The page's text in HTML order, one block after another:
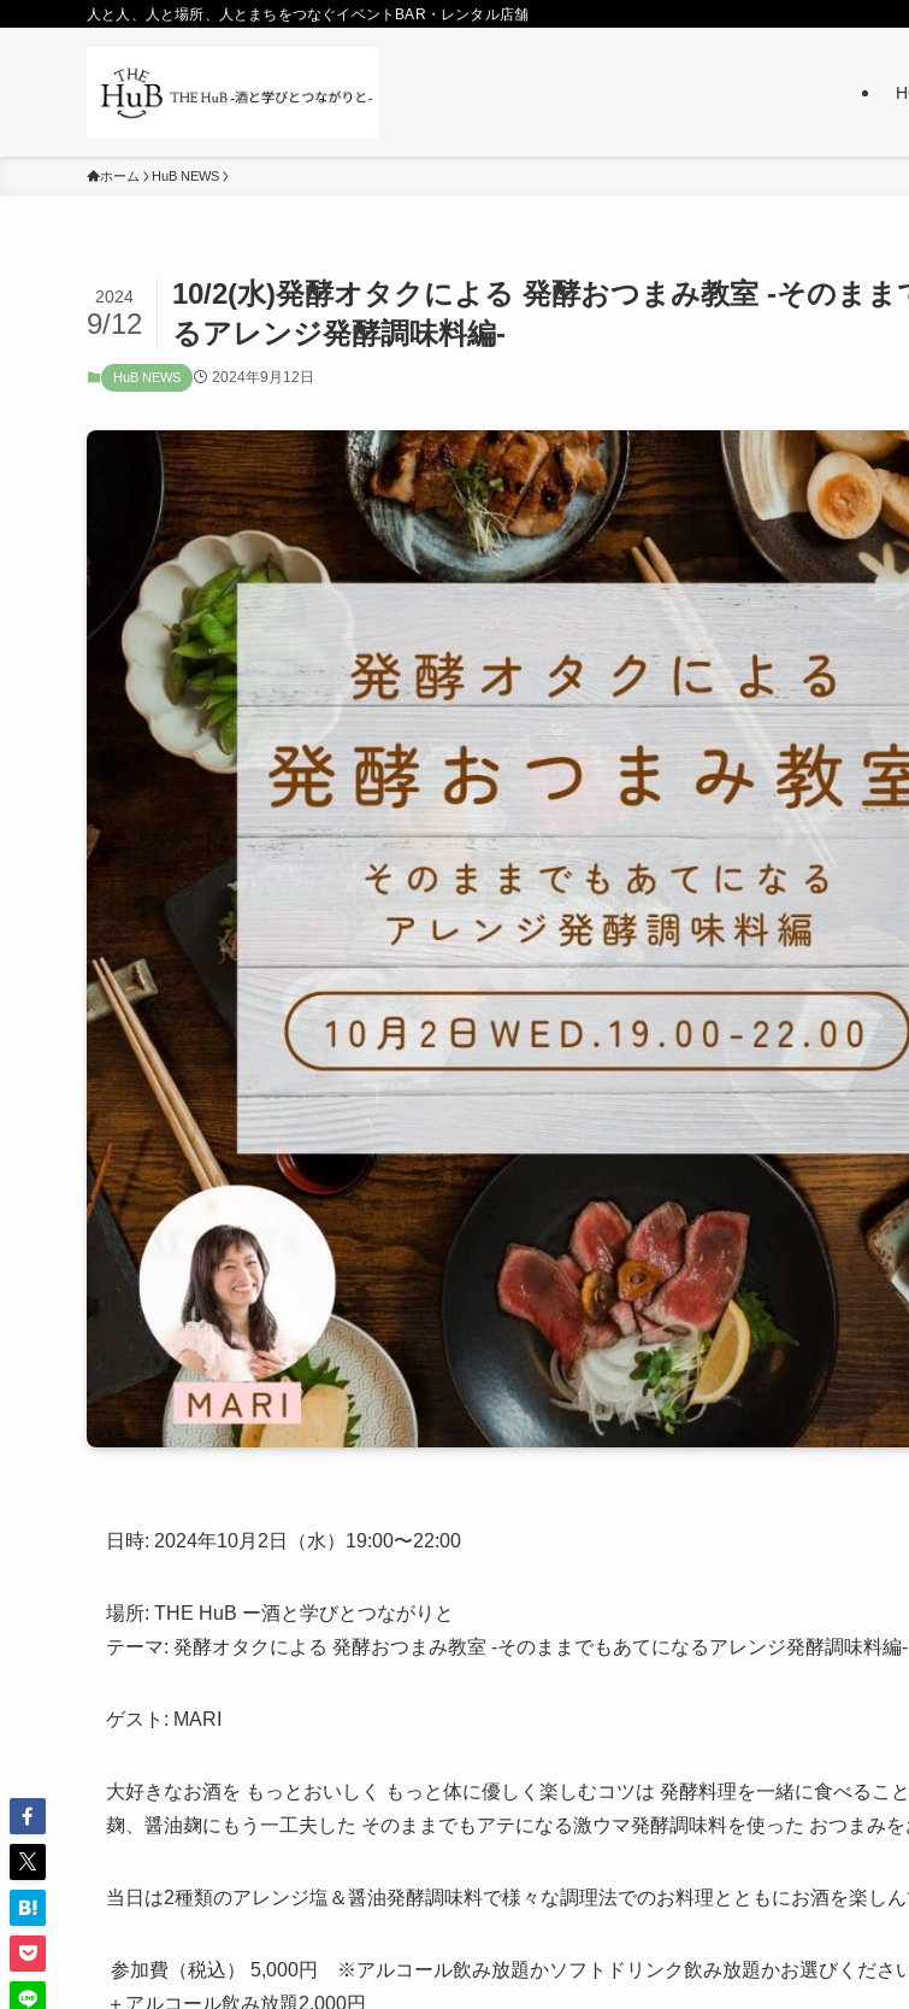
人と人、人と場所、人とまちをつなぐイベントBAR・レンタル店舗
ホーム HuB NEWS
10/2(水)発酵オタクによる 発酵おつまみ教室 -そのまま
るアレンジ発酵調味料編-
2024
9/12
HuB NEWS 2024年9月12日
日時: 2024年10月2日（水）19:00〜22:00
場所: THE HuB ー酒と学びとつながりと
テーマ: 発酵オタクによる 発酵おつまみ教室 -そのままでもあてになるアレンジ発酵調味料編-
ゲスト: MARI
大好きなお酒を もっとおいしく もっと体に優しく楽しむコツは 発酵料理を一緒に食べるこ
麹、醤油麹にもう一工夫した そのままでもアテになる激ウマ発酵調味料を使った おつまみを
当日は2種類のアレンジ塩＆醤油発酵調味料で様々な調理法でのお料理とともにお酒を楽しん
参加費（税込） 5,000円 ※アルコール飲み放題かソフトドリンク飲み放題かお選びくださ
＋アルコール飲み放題2,000円